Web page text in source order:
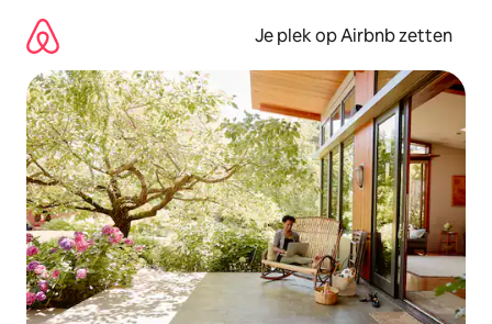
direct
naar
inhoud
Je plek op Airbnb zetten